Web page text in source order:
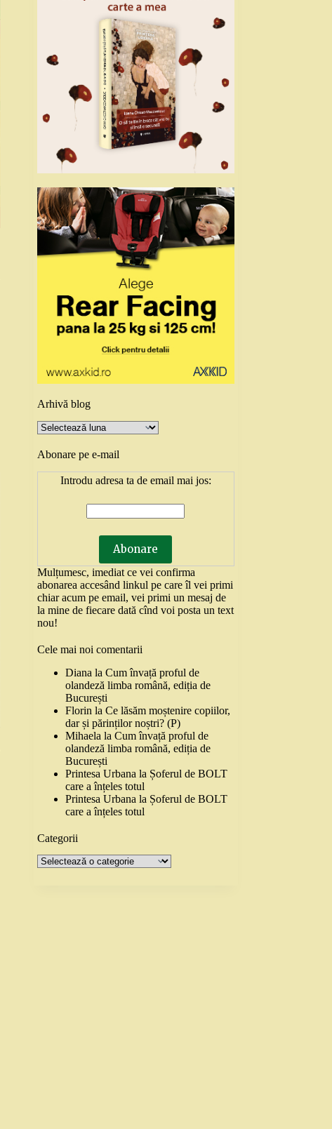
Arhivă blog
Arhivă
blog
Abonare pe e-mail
Introdu adresa ta de email mai jos:
Mulțumesc, imediat ce vei confirma
abonarea accesând linkul pe care îl vei primi
chiar acum pe email, vei primi un mesaj de
la mine de fiecare dată cînd voi posta un text
nou!
Cele mai noi comentarii
Diana laCum învață proful de
olandeză limba română, ediția de
București
Florin laCe lăsăm moștenire copiilor,
dar și părinților noștri? (P)
Mihaela laCum învață proful de
olandeză limba română, ediția de
București
Printesa Urbana la Șoferul de BOLT
care a înțeles totul
Printesa Urbana la Șoferul de BOLT
care a înțeles totul
Categorii
Categorii